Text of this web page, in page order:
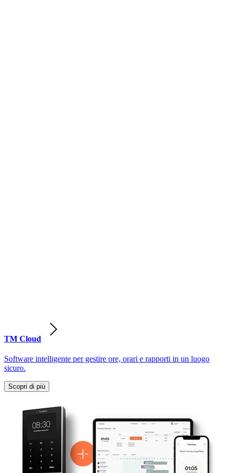
TM Cloud
Software intelligente per gestire ore, orari e rapporti in un luogo
sicuro.
Scopri di più